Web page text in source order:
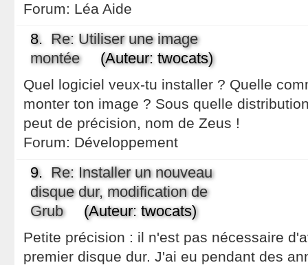
Forum: Léa Aide
8. Re: Utiliser une image
montée(Auteur: twocats)
Quel logiciel veux-tu installer ? Quelle
monter ton image ? Sous quelle
peut de précision, nom de Zeus !
Forum: Développement
9. Re: Installer un nouveau
disque dur, modification de
Grub(Auteur: twocats)
Petite précision : il n'est pas nécessaire
premier disque dur. J'ai eu pendant des